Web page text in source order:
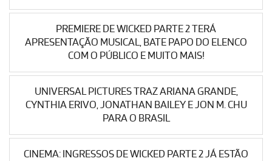
PREMIERE DE WICKED PARTE 2 TERÁ
APRESENTAÇÃO MUSICAL, BATE PAPO DO ELENCO
COM O PÚBLICO E MUITO MAIS!
UNIVERSAL PICTURES TRAZ ARIANA GRANDE,
CYNTHIA ERIVO, JONATHAN BAILEY E JON M. CHU
PARA O BRASIL
CINEMA: INGRESSOS DE WICKED PARTE 2 JÁ ESTÃO